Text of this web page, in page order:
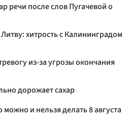
речи после слов Пугачевой о
хитрость с Калининградом
из-за угрозы окончания
дорожает сахар
и нельзя делать 8 августа